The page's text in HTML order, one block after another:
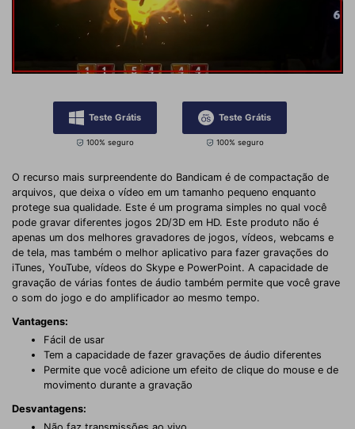
Teste Grátis
100% seguro
Teste Grátis
100% seguro
O recurso mais surpreendente do Bandicam é de compactação de
arquivos, que deixa o vídeo em um tamanho pequeno enquanto
protege sua qualidade. Este é um programa simples no qual você
pode gravar diferentes jogos 2D/3D em HD. Este produto não é
apenas um dos melhores gravadores de jogos, vídeos, webcams e
de tela, mas também o melhor aplicativo para fazer gravações do
iTunes, YouTube, vídeos do Skype e PowerPoint. A capacidade de
gravação de várias fontes de áudio também permite que você grave
o som do jogo e do amplificador ao mesmo tempo.
Vantagens:
Fácil de usar
Tem a capacidade de fazer gravações de áudio diferentes
Permite que você adicione um efeito de clique do mouse e de
movimento durante a gravação
Desvantagens: